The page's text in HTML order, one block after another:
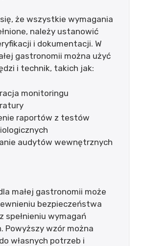
że wszystkie wymagania
należy ustanowić
i dokumentacji. W
gastronomii można użyć
i technik, takich jak:
monitoringu
raportów z testów
audytów wewnętrznych
małej gastronomii może
bezpieczeństwa
spełnieniu wymagań
Powyższy wzór można
własnych potrzeb i